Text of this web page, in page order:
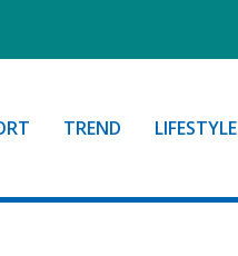
TREND LIFESTYLE